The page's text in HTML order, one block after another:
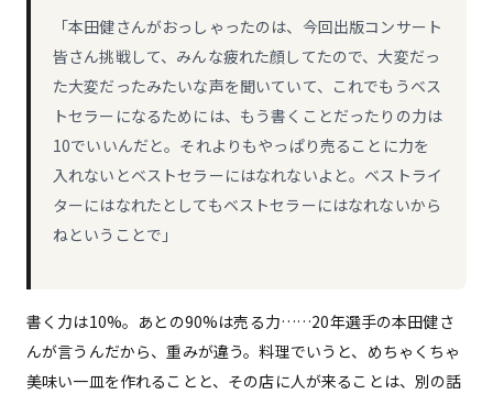
「本田健さんがおっしゃったのは、今回出版コンサート
皆さん挑戦して、みんな疲れた顔してたので、大変だっ
た大変だったみたいな声を聞いていて、これでもうベス
トセラーになるためには、もう書くことだったりの力は
10でいいんだと。それよりもやっぱり売ることに力を
入れないとベストセラーにはなれないよと。ベストライ
ターにはなれたとしてもベストセラーにはなれないから
ねということで」
書く力は10%。あとの90%は売る力……20年選手の本田健さ
んが言うんだから、重みが違う。料理でいうと、めちゃくちゃ
美味い一皿を作れることと、その店に人が来ることは、別の話